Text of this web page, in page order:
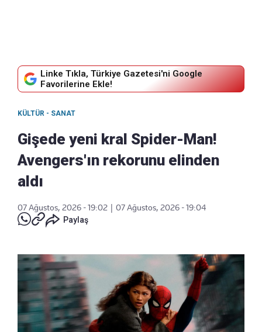
Linke Tıkla, Türkiye Gazetesi'ni Google
Favorilerine Ekle!
KÜLTÜR - SANAT
Gişede yeni kral Spider-Man!
Avengers'ın rekorunu elinden
aldı
07 Ağustos, 2026 - 19:02
07 Ağustos, 2026 - 19:04
Paylaş